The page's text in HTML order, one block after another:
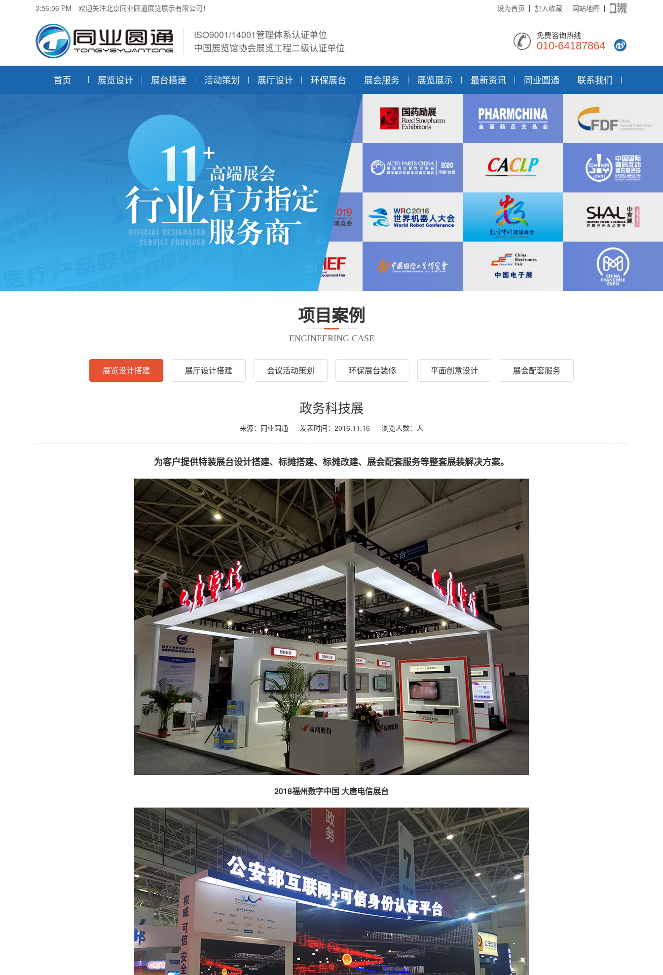
3:56:08 PM 欢迎关注北京同业圆通展览展示有限公司！ 设为首页 加入收藏 网站地图
ISO9001/14001管理体系认证单位
中国展览馆协会展览工程二级认证单位
免费咨询热线
010-64187864
首页 展览设计 展台搭建 活动策划 展厅设计 环保展台 展会服务 展览展示 最新资讯 同业圆通 联系我们
项目案例
ENGINEERING CASE
展览设计搭建 展厅设计搭建 会议活动策划 环保展台装修 平面创意设计 展会配套服务
政务科技展
来源：同业圆通 发表时间：2016.11.16 浏览人数： 人
为客户提供特装展台设计搭建、标摊搭建、标摊改建、展会配套服务等整套展装解决方案。
2018福州数字中国 大唐电信展台